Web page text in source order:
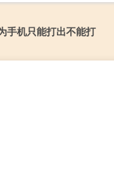
手机只能打出不能打